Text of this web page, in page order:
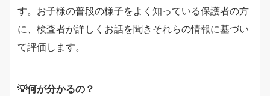
す。お子様の普段の様子をよく知っている保護者の方
に、検査者が詳しくお話を聞きそれらの情報に基づい
て評価します。
💡何が分かるの？